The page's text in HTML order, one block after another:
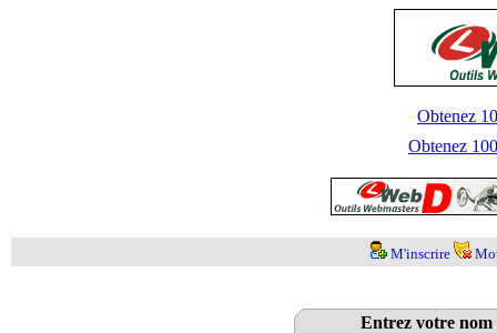
Obtenez
Obtenez
M'inscrire
Entrez votre nom